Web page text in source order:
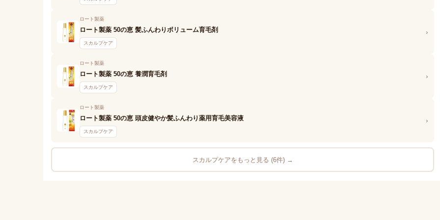
ロート製薬
ロート製薬 50の恵 髪ふんわりボリューム育毛剤
スカルプケア
›
ロート製薬
ロート製薬 50の恵 養潤育毛剤
スカルプケア
›
ロート製薬
ロート製薬 50の恵 頭皮健やか髪ふんわり薬用育毛美容液
スカルプケア
›
スカルプケアをもっと見る (6件) →